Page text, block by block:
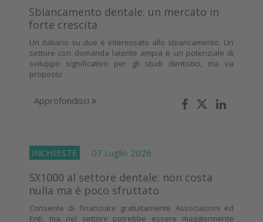
Sbiancamento dentale: un mercato in
forte crescita
Un italiano su due è interessato allo sbiancamento. Un
settore con domanda latente ampia e un potenziale di
sviluppo significativo per gli studi dentistici, ma va
proposto
Approfondisci
INCHIESTE 07 Luglio 2026
5X1000 al settore dentale: non costa
nulla ma è poco sfruttato
Consente di finanziare gratuitamente Associazioni ed
Enti, ma nel settore potrebbe essere maggiormente